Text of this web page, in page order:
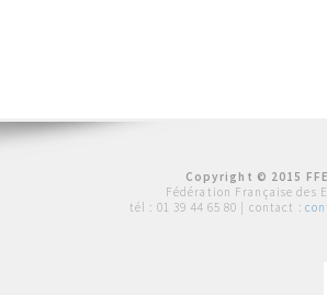
Copyright © 2015
Fédération Française des
tél : 01 39 44 65 80 | contact :